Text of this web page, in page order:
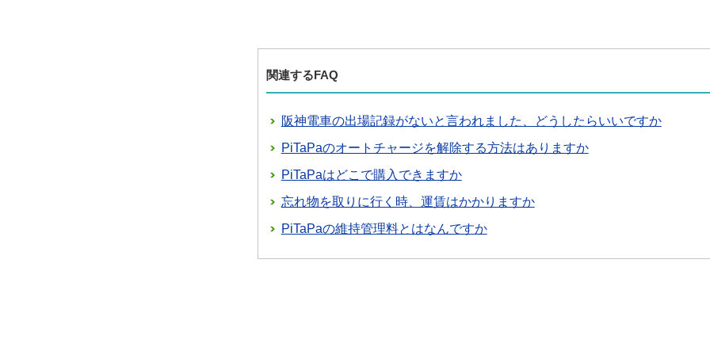
関連するFAQ
阪神電車の出場記録がないと言われました、どうしたらいいですか
PiTaPaのオートチャージを解除する方法はありますか
PiTaPaはどこで購入できますか
忘れ物を取りに行く時、運賃はかかりますか
PiTaPaの維持管理料とはなんですか